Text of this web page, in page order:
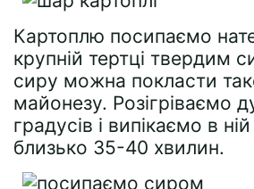
Картоплю посипаємо
крупній тертці твердим
сиру можна покласти
майонезу. Розігріваємо
градусів і випікаємо в
близько 35-40 хвилин.